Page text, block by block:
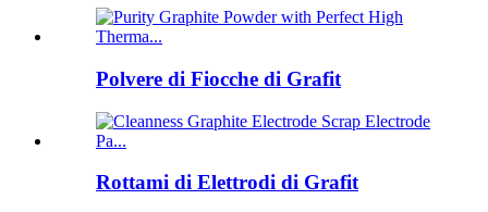
Polvere di Fiocche di Grafit
Rottami di Elettrodi di Grafit